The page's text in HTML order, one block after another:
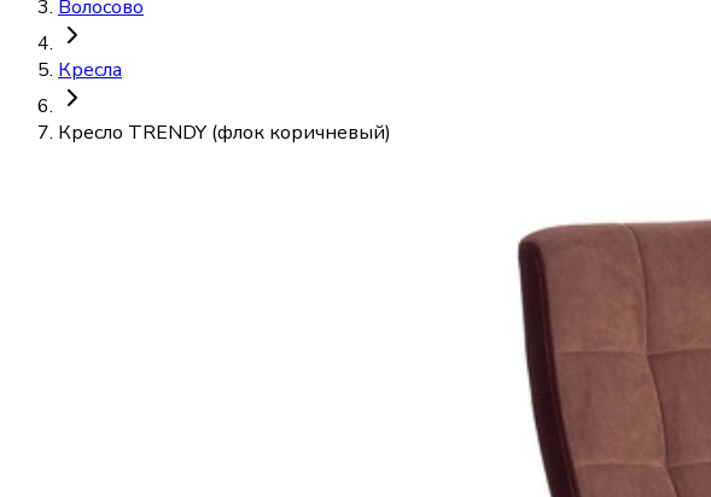
Волосово
Кресла
Кресло TRENDY (флок коричневый)